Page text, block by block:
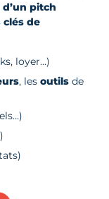
pitch
de
loyer…)
, les outils de